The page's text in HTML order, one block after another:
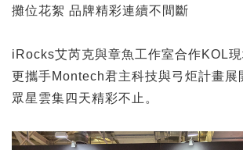
攤位花絮 品牌精彩連續不間斷
iRocks艾芮克與章魚工作室合作KOL現
更攜手Montech君主科技與弓炬計畫展
眾星雲集四天精彩不止。